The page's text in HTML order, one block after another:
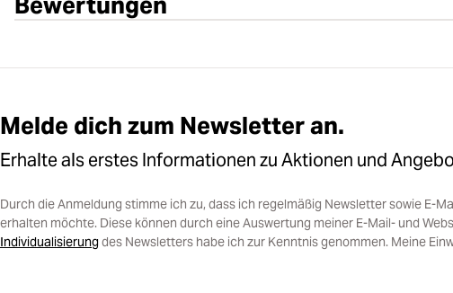
Melde dich zum Newsletter an.
Erhalte als erstes Informationen zu Aktionen und
Durch die Anmeldung stimme ich zu, dass ich regelmäßig Newsletter sowie E-
erhalten möchte. Diese können durch eine Auswertung meiner E-Mail- und
Individualisierungdes Newsletters habe ich zur Kenntnis genommen. Meine